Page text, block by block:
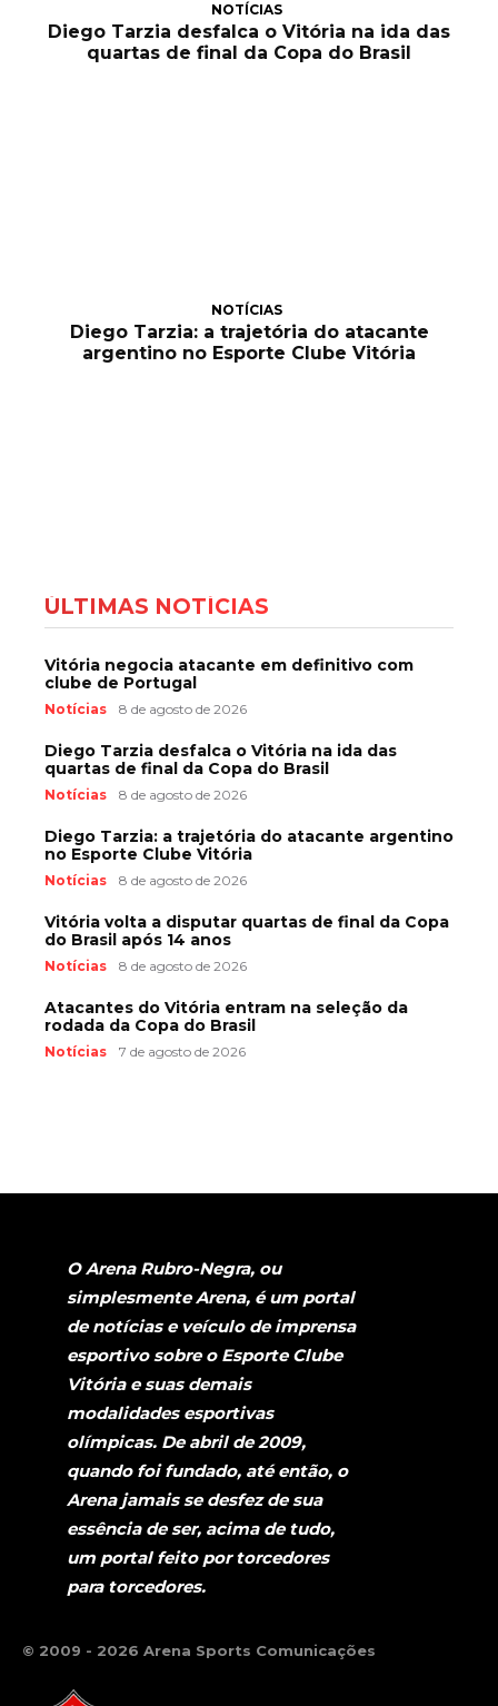
NOTÍCIAS
Diego Tarzia desfalca o Vitória na ida das
quartas de final da Copa do Brasil
NOTÍCIAS
Diego Tarzia: a trajetória do atacante
argentino no Esporte Clube Vitória
ÚLTIMAS NOTÍCIAS
Vitória negocia atacante em definitivo com
clube de Portugal
Notícias 8 de agosto de 2026
Diego Tarzia desfalca o Vitória na ida das
quartas de final da Copa do Brasil
Notícias 8 de agosto de 2026
Diego Tarzia: a trajetória do atacante argentino
no Esporte Clube Vitória
Notícias 8 de agosto de 2026
Vitória volta a disputar quartas de final da Copa
do Brasil após 14 anos
Notícias 8 de agosto de 2026
Atacantes do Vitória entram na seleção da
rodada da Copa do Brasil
Notícias 7 de agosto de 2026
O Arena Rubro-Negra, ou
simplesmente Arena, é um portal
de notícias e veículo de imprensa
esportivo sobre o Esporte Clube
Vitória e suas demais
modalidades esportivas
olímpicas. De abril de 2009,
quando foi fundado, até então, o
Arena jamais se desfez de sua
essência de ser, acima de tudo,
um portal feito por torcedores
para torcedores.
© 2009 - 2026 Arena Sports Comunicações